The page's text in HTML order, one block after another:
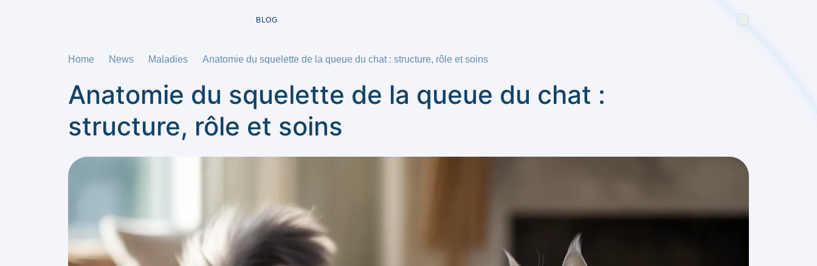
BLOG
Home News Maladies Anatomie du squelette de la queue du chat : structure, rôle et soins
Anatomie du squelette de la queue du chat :
structure, rôle et soins